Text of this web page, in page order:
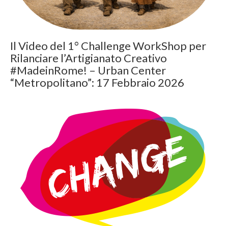
Il Video del 1° Challenge WorkShop per
Rilanciare l’Artigianato Creativo
#MadeinRome! – Urban Center
“Metropolitano”: 17 Febbraio 2026